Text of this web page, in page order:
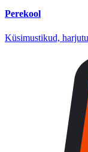
Perekool
Küsimustikud,